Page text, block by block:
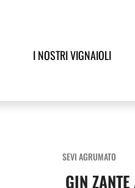
I NOSTRI VIGNAIOLI
SEVI AGRUMATO
GIN